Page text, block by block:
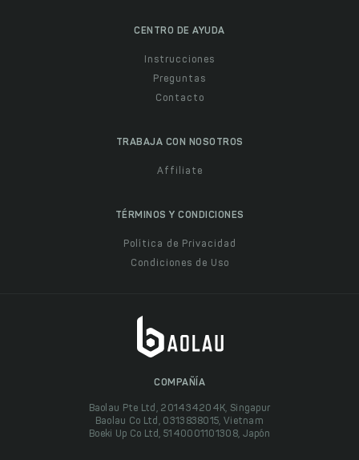
CENTRO DE AYUDA
Instrucciones
Preguntas
Contacto
TRABAJA CON NOSOTROS
Affiliate
TÉRMINOS Y CONDICIONES
Política de Privacidad
Condiciones de Uso
COMPAÑÍA
Baolau Pte Ltd, 201434204K, Singapur
Baolau Co Ltd, 0313838015, Vietnam
Boeki Up Co Ltd, 5140001101308, Japón